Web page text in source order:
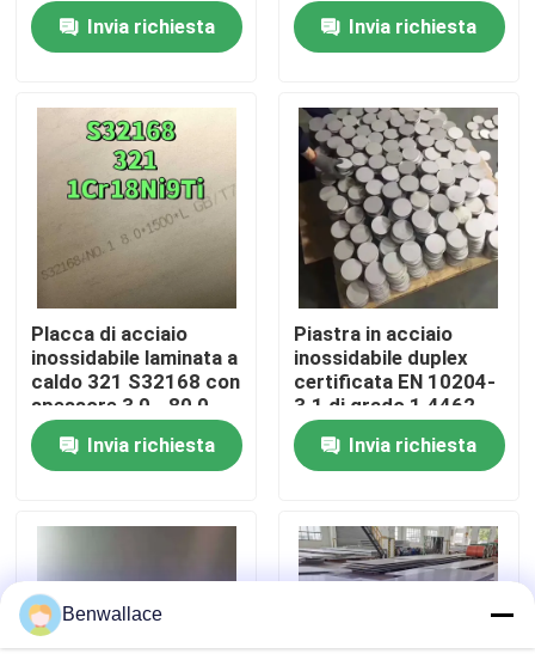
Prodotti
Video
Su di noi
visita della fabbrica
Controllo della qualità
Contattaci
Casi
10*1500*6000
Superficie NO.1
Invia richiesta
S30815 con
superficie decapata
Invia richiesta
Placca di acciaio
inossidabile laminata a
caldo 321 S32168 con
spessore 3,0 - 80,0
mm e resistenza alla
corrosioneInvia richiesta
Piastra in acciaio
inossidabile duplex
certificata EN 10204-
3.1 di grado 1.4462
2205 con tecnica
laminata a caldo
Invia richiesta
Benwallace